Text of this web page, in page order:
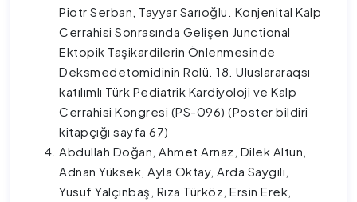
Piotr Serban, Tayyar Sarıoğlu. Konjenital Kalp
Cerrahisi Sonrasında Gelişen Junctional
Ektopik Taşikardilerin Önlenmesinde
Deksmedetomidinin Rolü. 18. Uluslararaqsı
katılımlı Türk Pediatrik Kardiyoloji ve Kalp
Cerrahisi Kongresi (PS-096) (Poster bildiri
kitapçığı sayfa 67)
Abdullah Doğan, Ahmet Arnaz, Dilek Altun,
Adnan Yüksek, Ayla Oktay, Arda Saygılı,
Yusuf Yalçınbaş, Rıza Türköz, Ersin Erek,